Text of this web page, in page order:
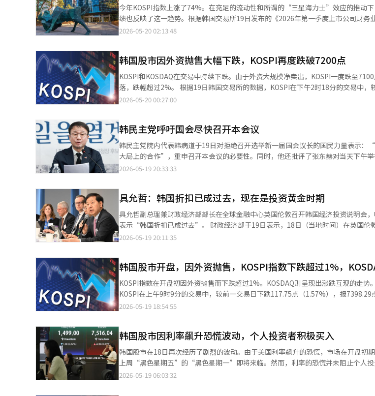
疲软。三星电子下跌1.96%，SK海力士下跌5.16%，SK平方下跌6.68%，现代汽车
跌1.96%，三星电机下跌4.27%，斗山能源下跌5.44%，HD现代重工下跌2.76%，
汉华航空航天因军工股的强劲表现，成为前十大市值股票中唯一上涨的公司，涨幅为4.81%。 特别是近期
潮而大幅上涨的现代汽车和LG电子等汽车及机器人相关股票，获利了结的抛售集中
点。该指数开盘时上涨0.27点（0.02%），报1111.36点，但外资和机构的抛售加剧，
KOSDAQ市场上，个人和外资分别净买入1032亿韩元和10亿韩元，而机构则净卖出658亿韩元。 在
高的股票中，阿尔特基因上涨2.52%，但生态动力（-4.20%）、生态动力材料（-
（-10.72%）、科隆组织（-1.66%）、三千堂制药（-2.14%）、主成工程（-
HLB（-1.59%）、ABL生物（-0.18%）等则普遍下跌。 KB证券研究员林正恩表示：“美国股市因高利率持续的担忧
仍在持续。” 他还表示：“外资在KOSPI市场上净卖出超过6.2万亿韩元，近期资金供需波动显著加大。”他预测，
未来随着英伟达带来的人工智能（AI）半导体动能和主要宏观事件结果的影响，市场将出现
在首尔外汇市场，韩元对美元的周交易收盘价（下午3时30分）为1507.8韩元，较
人工智能（AI）系统翻译与编辑。
今年KOSPI指数上涨了74%。在充足的流动性和所谓的“三星海力士”效应的推动
绩也反映了这一趋势。根据韩国交易所19日发布的《2026年第一季度上市公司财务
业利润同比增长了175%。然而，除三星电子和SK海力士外，其他公司的营业利润仅
长了19.49%和177.82%。合并销售额营业利润率（营业利润占销售额的比例）为
百分点，销售额净利润率（净利润占销售额的比例）也上升至15.25%，提高了8.69个百分点。 三星电
的占比在今年依然很高。这两家公司的第一季度销售额为157兆韩元，营业利润为
31.73%和营业利润的77%。除这两家公司外，其他上市公司的销售额和营业利润同
业方面，电气电子和非金属等12个行业的营业利润有所增长，而娱乐文化、纸木等8
业有504家，同比增长了3.60%。 KOSDAQ上市公司中，10家中有6家实现盈利，营业利润和净利润等大幅增长。根
据韩国交易所的数据，KOSDAQ 1273家公司的合并营业利润为4兆1284亿韩元，同
9461亿韩元，增长了21.72%，净利润为4兆4342亿韩元，激增171.22%。营业利
5.22%，较去年同期分别改善了1.54个百分点和2.88个百分点。第一季度负债率为
个百分点。※ 本报道经人工智能（AI）系统翻译与编辑。
2026-05-20 02:13:48
韩国股市因外资抛售大幅下跌，KOSPI再度跌破7200点
KOSPI和KOSDAQ在交易中持续下跌。由于外资大规模净卖出，KOSPI一度跌至
落，跌幅超过2%。 根据19日韩国交易所的数据，KOSPI在下午2时18分的交易中，较前一交易日下跌248.41点
（3.31%），报7267.63点。当天指数开盘时为7425.66点，较前一交易日下跌90.38点（1.20%）
前列的股票大多出现大幅下跌。三星电子（-1.78%）、SK海力士（-4.73%）、SK
（-9.50%）、LG能源解决方案（-2.08%）、三星电机（-4.85%）、斗山能源（-
（-3.09%）等均在下跌。相对而言，汉华航空航天（4.97%）、三星生命（0.16%）则表现
KOSDAQ较前一交易日下跌31.46点（2.83%），报1079.63点。该指数开盘时为
点（0.02%），但随后转为下跌。KOSDAQ的最低点1063.28点为自4月7日以来的最
KOSDAQ市值前列的股票大多表现疲软。生态工程（-3.68%）、生态工程（-3.94%
科隆组织（-2.58%）、三千堂制药（-2.14%）、主成工程（-4.34%）、利诺工业
ABL生物（-1.25%）等均在下跌。相对而言，阿尔特奥根（2.24%）保持上涨。 证券界分析认为，短期内的急剧上
涨导致了获利了结压力的加大。基于对市场的分析，Kiwoom证券的研究员韩志英
据公司事件导致美国半导体股疲软，以及美国10年期国债收益率上升的压力，以及
初的暴涨所带来的过快负担尚未得到充分缓解，这可能是更大的因素。同时，机器
的行业的急剧下跌，表明市场对成长股的信心减弱。”※ 本报道经人工智能（AI）
2026-05-20 00:27:00
韩民主党呼吁国会尽快召开本会议
韩民主党院内代表韩病道于19日对拒绝召开选举新一届国会议长的国民力量表示：
大局上的合作”，重申召开本会议的必要性。同时，他还批评了张东赫对当天下午举
称：“难道忘记了无所获的访美经历吗？” 韩病道在当天的国会院内对策会议上指出：“我们必须在21日至下月2日
满5天前选举新任议长。国民力量正在违反法律。” 他特别强调：“我们必须与政府一起准备应对中东局势长期化的
应急对策，并加快支持KOSPI 8000时代的立法。同时也要着手完成检察改革和房地
民力量的合作。 此外，针对张东赫批评李在明总统与日本首相高市早苗的韩日会谈“意图明显”，韩病道表示：“第
一大在野党的代表的认知水平真是令人失望。” 他还指出：“似乎很快就忘记了连部长都没见到的无所获访美所带来
的国际羞辱。”并强调：“李在明政府正在全力以赴恢复尹锡悦破坏的韩国国际地
2026-05-19 20:33:33
具允哲：韩国折扣已成过去，现在是投资黄金时期
具允哲副总理兼财政经济部部长在全球金融中心英国伦敦召开韩国经济投资说明会，
表示“韩国折扣已成过去”。 财政经济部于19日表示，18日（当地时间）在英国伦
主要投资机构的“韩国经济投资说明会”。 此次说明会吸引了包括黑石集团、
器等核心供应链领域拥有世界一流的制造能力，并正在迅速转型为一个将AI应用于
他还提到：“我们正在推动企业治理结构改善、加强股东利益保护、引入股息收入分
改革。” 此外，他指出，自新政府成立以来，韩国综合股价指数（KOSPI）已上涨
全球第13位上升至第7位，并表示自韩国国债纳入全球国债指数（WGBI）以来，约
场。 具副总理表示：“韩国折扣是过去的词汇，而韩国溢价正逐渐成为新的现实，
域，以及石墨烯、超导体、小型模块核电（SMR）等15个超创新经济项目。 外汇和
府表示将通过外汇市场24小时开放、建立离岸韩元结算系统、简化账户开设和结算
场可及性。 与会者对韩国经济的成长故事给予高度评价，称其为“非常引人入胜的
场在全球市场中的地位显著提升。※ 本报道经人工智能（AI）系统翻译与编辑。
2026-05-19 20:11:35
韩国股市开盘，因外资抛售，KOSPI指数下跌超过1%，
KOSPI指数在开盘初因外资抛售而下跌超过1%。KOSDAQ则呈现出涨跌互现的走势。 根据19日韩国交易所的数据，
KOSPI在上午9时9分的交易中，较前一交易日下跌117.75点（1.57%），报
跌幅逐渐扩大，下降90.38点（1.20%）。 个人投资者净买入6585亿韩元的股票，而外资则净卖出7044亿韩元的股
（-3.10%）、斗山能源（-1.25%）、三星生物制剂（-0.79%）等均出现下跌。相对
（6.03%）、HD现代重工（0.49%）则呈现上涨趋势。 同一时间，KOSDAQ较前一交易日上涨5.00点（0.45%），
报1116.09点。该指数以1111.36点开盘，较前一交易日上涨0.27点（0.02%）。 个人投资者净买入243亿韩元的股
票，而机构和外资分别净卖出170亿韩元和112亿韩元的股票。 KOSDAQ市值较大的股票中，涨幅较大的股票占优。
阿尔特基因（7.55%）、EcoPro BM（1.79%）、EcoPro（0.63%）、科隆组织（
2026-05-19 18:54:55
韩国股市因利率飙升恐慌波动，个人投资者积极买入
韩国股市在18日再次经历了剧烈的波动。由于美国利率飙升的恐慌，市场在开盘初
上周“黑色星期五”的“黑色星期一”即将来临。然而，利率的恐慌并未阻止个人投
交易日中，个人投资者净买入超过32万亿韩元，18日当天又表现出超过2万亿韩元的
2026-05-19 06:03:32